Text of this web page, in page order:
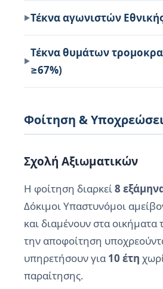
Τέκνα αγωνιστών
Τέκνα θυμάτων
≥67%)
Φοίτηση &
Σχολή Αξιωματικών
Η φοίτηση διαρκεί8
Δόκιμοι Υπαστυνόμοι
και διαμένουν στα
την αποφοίτηση
υπηρετήσουν για 10 έτη
παραίτησης.